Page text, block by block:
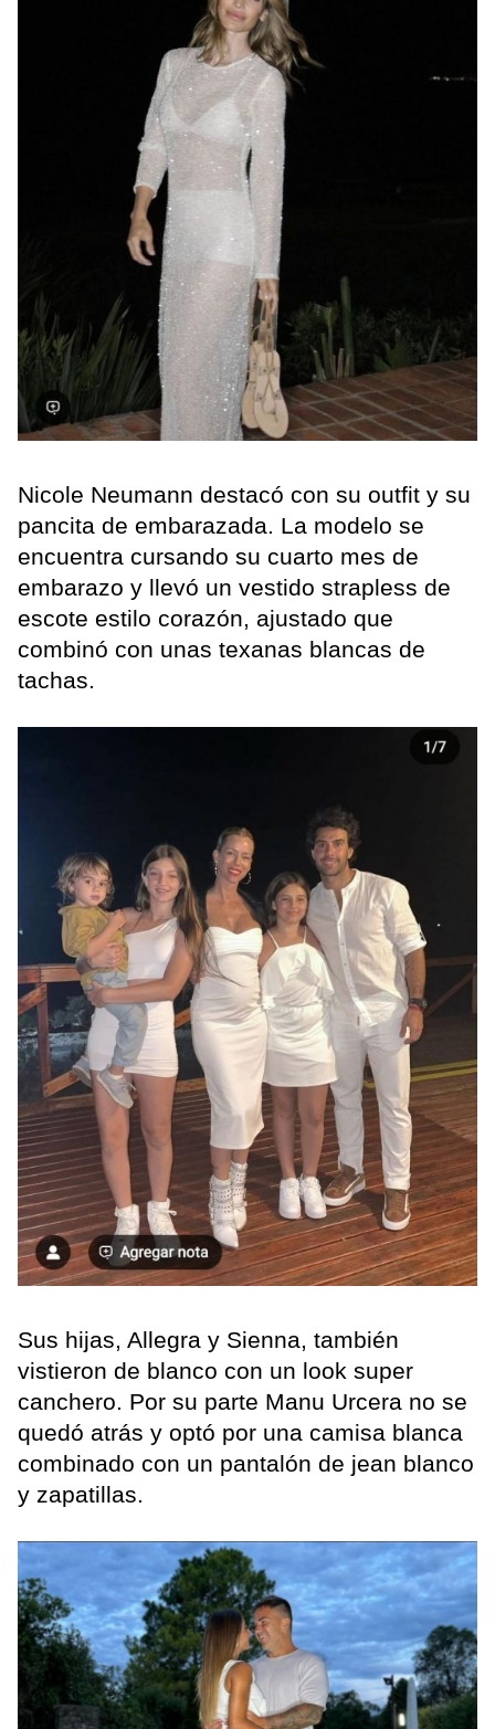
Nicole Neumann destacó con su outfit y su
pancita de embarazada. La modelo se
encuentra cursando su cuarto mes de
embarazo y llevó un vestido strapless de
escote estilo corazón, ajustado que
combinó con unas texanas blancas de
tachas.
Sus hijas, Allegra y Sienna, también
vistieron de blanco con un look super
canchero. Por su parte Manu Urcera no se
quedó atrás y optó por una camisa blanca
combinado con un pantalón de jean blanco
y zapatillas.